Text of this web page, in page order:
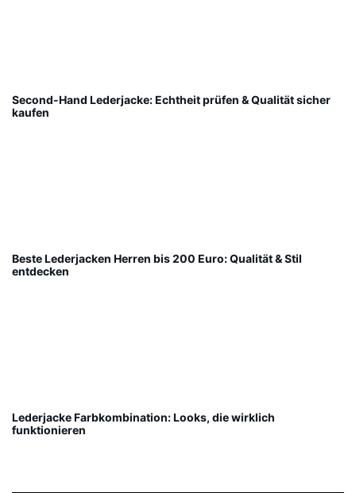
Second-Hand Lederjacke: Echtheit prüfen & Qualität sicher
kaufen
Beste Lederjacken Herren bis 200 Euro: Qualität & Stil
entdecken
Lederjacke Farbkombination: Looks, die wirklich
funktionieren